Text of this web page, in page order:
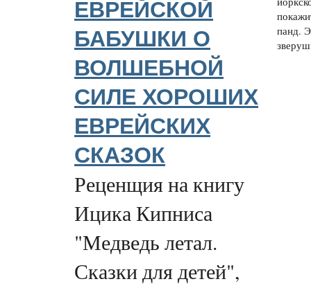
ЕВРЕЙСКОЙ
БАБУШКИ О
ВОЛШЕБНОЙ
СИЛЕ ХОРОШИХ
ЕВРЕЙСКИХ
СКАЗОК
Реценщия на книгу
Ицика Кипниса
"Медведь летал.
Сказки для детей",
панд.